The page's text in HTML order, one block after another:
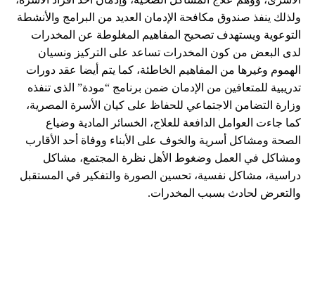
ولذلك ينفذ صندوق مكافحة الإدمان العديد من البرامج والأنشطة
التوعوية ويستهدف تصحيح المفاهيم المغلوطة عن المخدرات
لدى البعض من كون المخدرات تساعد على التركيز ونسيان
الهموم وغيرها من المفاهيم الخاطئة، كما يتم أيضا عقد دورات
تدريبية للمتعافين من الإدمان ضمن برنامج “مودة” الذى تنفذه
وزارة التضامن الاجتماعي للحفاظ على كيان الأسرة المصرية،
كما جاءت العوامل الدافعة للعلاج، الخسائر المادية وضياع
الصحة ومشاكل أسرية والخوف على الأبناء ووفاة أحد الأقارب
ومشاكل في العمل وضغوط الأهل نظرة المجتمع، مشاكل
دراسية، مشاكل نفسية، تحسين الصورة والتفكير في المستقبل
والتعرض لحادث بسبب المخدرات.